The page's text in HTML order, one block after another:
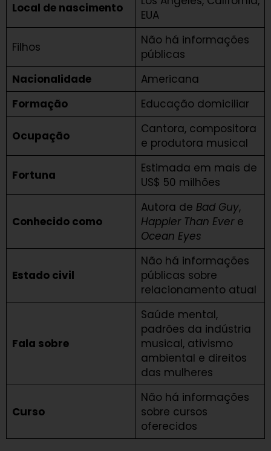
Local de nascimento
EUA
Filhos
Não há informações
públicas
Nacionalidade
Americana
Formação
Educação domiciliar
Ocupação
Cantora, compositora
e produtora musical
Fortuna
Estimada em mais de
US$ 50 milhões
Conhecido como
Autora de Bad Guy,
Happier Than Evere
Ocean Eyes
Estado civil
Não há informações
públicas sobre
relacionamento atual
Fala sobre
Saúde mental,
padrões da indústria
musical, ativismo
ambiental e direitos
das mulheres
Curso
Não há informações
sobre cursos
oferecidos